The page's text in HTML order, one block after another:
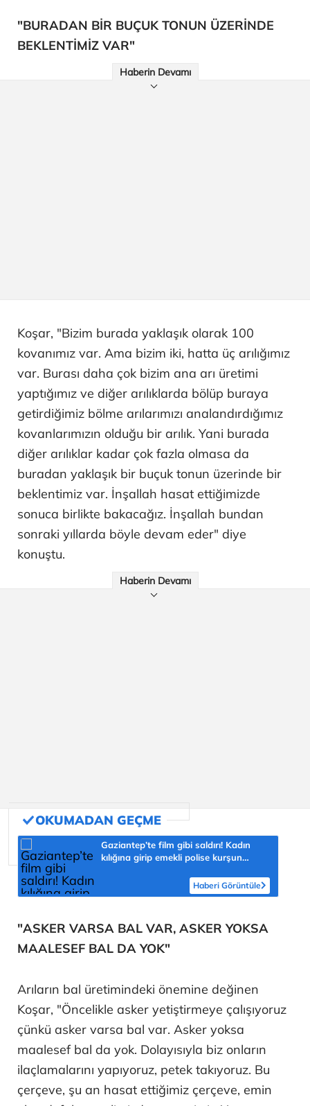
"BURADAN BİR BUÇUK TONUN ÜZERİNDE
BEKLENTİMİZ VAR"
Haberin Devamı
Koşar, "Bizim burada yaklaşık olarak 100
kovanımız var. Ama bizim iki, hatta üç arılığımız
var. Burası daha çok bizim ana arı üretimi
yaptığımız ve diğer arılıklarda bölüp buraya
getirdiğimiz bölme arılarımızı analandırdığımız
kovanlarımızın olduğu bir arılık. Yani burada
diğer arılıklar kadar çok fazla olmasa da
buradan yaklaşık bir buçuk tonun üzerinde bir
beklentimiz var. İnşallah hasat ettiğimizde
sonuca birlikte bakacağız. İnşallah bundan
sonraki yıllarda böyle devam eder" diye
konuştu.
Haberin Devamı
Gaziantep’te film gibi saldırı! Kadın
kılığına girip emekli polise kurşun
Haberi Görüntüle
"ASKER VARSA BAL VAR, ASKER YOKSA
MAALESEF BAL DA YOK"
Arıların bal üretimindeki önemine değinen
Koşar, "Öncelikle asker yetiştirmeye çalışıyoruz
çünkü asker varsa bal var. Asker yoksa
maalesef bal da yok. Dolayısıyla biz onların
ilaçlamalarını yapıyoruz, petek takıyoruz. Bu
çerçeve, şu an hasat ettiğimiz çerçeve, emin